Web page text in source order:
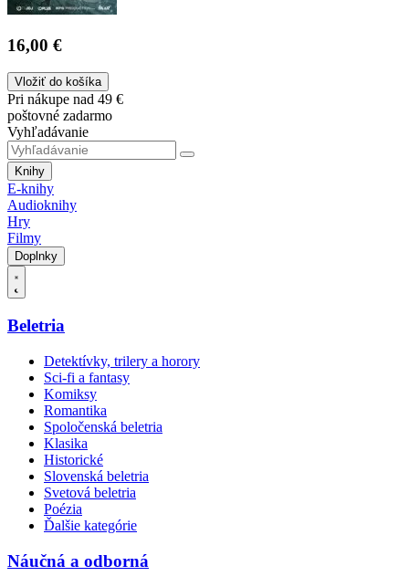
16,00 €
Vložiť do košíka
Pri nákupe nad 49 €
poštovné zadarmo
Vyhľadávanie
Knihy
E-knihy
Audioknihy
Hry
Filmy
Doplnky
Beletria
Detektívky, trilery a horory
Sci-fi a fantasy
Komiksy
Romantika
Spoločenská beletria
Klasika
Historické
Slovenská beletria
Svetová beletria
Poézia
Ďalšie kategórie
Náučná a odborná